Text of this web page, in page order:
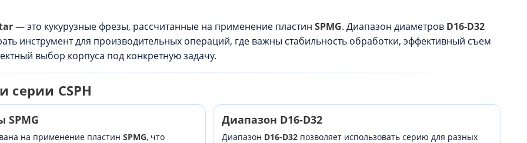
— это кукурузные фрезы, рассчитанные на применение пластин SPMG. Диапазон диаметров D16-D32
инструмент для производительных операций, где важны стабильность обработки, эффективный съем
выбор корпуса под конкретную задачу.
серии CSPH
SPMG
на применение пластин SPMG, что
Диапазон D16-D32
Диапазон D16-D32позволяет использовать серию для разных